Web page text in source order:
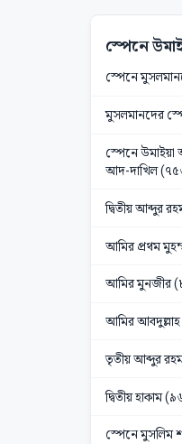
স্পেনে
স্পেনে
মুসলমানদের
স্পেনে উমাইয়া
আদ-দাখিল (৭৫৬
দ্বিতীয় আব্দুর
আমির প্রথম
আমির মুনজীর
আমির
তৃতীয় আব্দুর
দ্বিতীয় হাকাম
স্পেনে মুসলিম